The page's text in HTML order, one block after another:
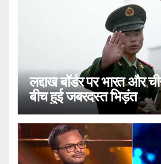
लद्दाख बॉर्डर पर भारत और
बीच हुई जबरदस्त भिड़ंत